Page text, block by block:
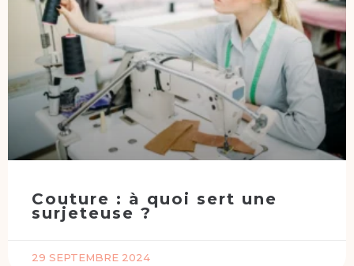
Couture : à quoi sert une
surjeteuse ?
29 SEPTEMBRE 2024